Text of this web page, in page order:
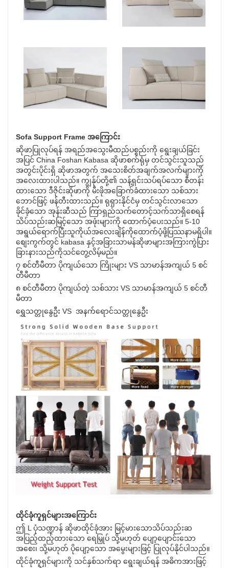
Sofa Support Frame အကြောင်း
ဆိုဖာပြုလုပ်ရန် အရည်အသွေးမီထည်ပစ္စည်းကို ရွေးချယ်ခြင်း
အပြင် China Foshan Kabasa ဆိုဖာစက်ရုံမှ တင်သွင်းသူသည်
အတွင်းပိုင်းရှိ ဆိုဖာအတွက် အသေးစိတ်အချက်အလက်များကို
အလေးထားပါသည်။ ကျွန်ုပ်တို့၏ သန့်ရှင်းသပ်ရပ်သော စီတန်း
ထားသော ဒီဇိုင်းဆိုဖာကို မီးဖိုအခြောက်ခံထားသော သစ်သား
ဘောင်ဖြင့် ဖန်တီးထားသည်။ ရုရှားနိုင်ငံမှ တင်သွင်းလာသော
ခိုင်ခံ့သော အုန်းဆီသည် ကြာရှည်သက်တောင့်သက်သာရှိစေရန်
သိပ်သည်းဆမြင့်သော အဖုံးများကို ထောက်ပံ့ပေးသည်။ 5-10
အရွယ်ရောက်ပြီးသူကိုယ်အလေးချိန်ကိုထောက်ပံ့ဖို့ပြဿနာမရှိပါ။
စျေးကွက်တွင် kabasa နှင့်အခြားသာမန်ဆိုဖာများအကြားကွဲပြား
ခြားနားသည်ကိုသင်တွေ့လိမ့်မည်။
၇ စင်တီမီတာ ပိုကျယ်သော ကြိုးများ VS သာမာန်အကျယ် 5 စင်
တီမီတာ
၈ စင်တီမီတာ ပိုကျယ်တဲ့ သစ်သား VS သာမာန်အကျယ် 5 စင်တီ
မီတာ
ရွှေသတ္တုနွေဦး VS အနက်ရောင်သတ္တုနွေဦး
ထိုင်ခုံကူရှင်များအကြောင်း
ဤ L ပုံသဏ္ဍာန် ဆိုဖာထိုင်ခုံအား မြင့်မားသောသိပ်သည်းဆ
အပြည့်ထည့်ထားသော ရေမြှုပ် သို့မဟုတ် ပျော့ပျောင်းသော
အစေး၊ သို့မဟုတ် ပိုပျော့သော အမွေးများဖြင့် ပြုလုပ်နိုင်ပါသည်။
ထိုင်ခုံကူရှင်များကို သင်နှစ်သက်ရာ ရွေးချယ်ရန် အဓိကအားဖြင့်